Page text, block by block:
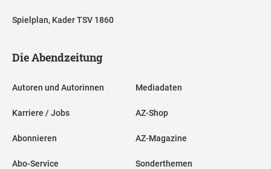
Spielplan, Kader TSV 1860
Die Abendzeitung
Autoren und Autorinnen
Karriere / Jobs
Abonnieren
Abo-Service
Mediadaten
AZ-Shop
AZ-Magazine
Sonderthemen